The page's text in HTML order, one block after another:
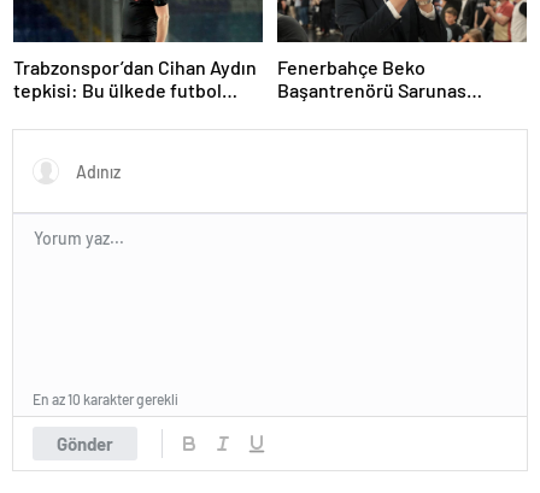
Trabzonspor’dan Cihan Aydın
tepkisi: Bu ülkede futbol
Fenerbahçe Beko
Başantrenörü Sarunas
Nunn açıklaması
Gönder
En az 10 karakter gerekli